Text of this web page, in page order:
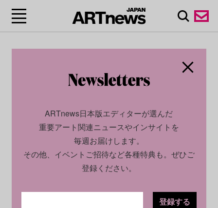
2024.02.14
ARTnews日本版エディターが選んだ
重要アート関連ニュースやインサイトを
毎週お届けします。
その他、イベントご招待など各種特典も。ぜひご
登録ください。
登録する